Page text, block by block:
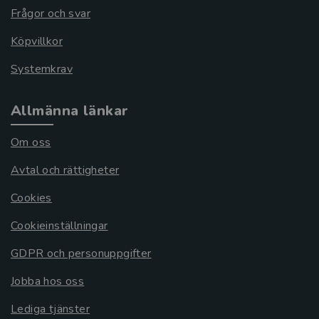
Frågor och svar
Köpvillkor
Systemkrav
Allmänna länkar
Om oss
Avtal och rättigheter
Cookies
Cookieinställningar
GDPR och personuppgifter
Jobba hos oss
Lediga tjänster